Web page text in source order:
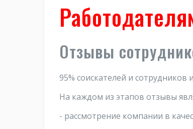
Отзывы
95% соискателей и
На каждом из этапов отзывы
- рассмотрение компании в